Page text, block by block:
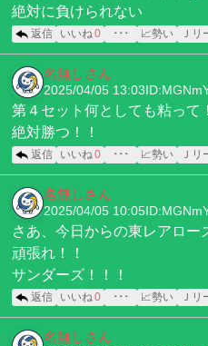
絶対に負けられない
返信 いいね 0 ･･･ 📈勢い Ｊリ
名無しさん
2025/04/05 13:03
第４セット何としても粘って
絶対勝つ！！
返信 いいね 0 ･･･ 📈勢い Ｊリ
名無しさん
2025/04/05 10:05
さあ、今日からの東レアロー
頑張れ！！
サンダーズ！！！
返信 いいね 0 ･･･ 📈勢い Ｊリ
名無しさん